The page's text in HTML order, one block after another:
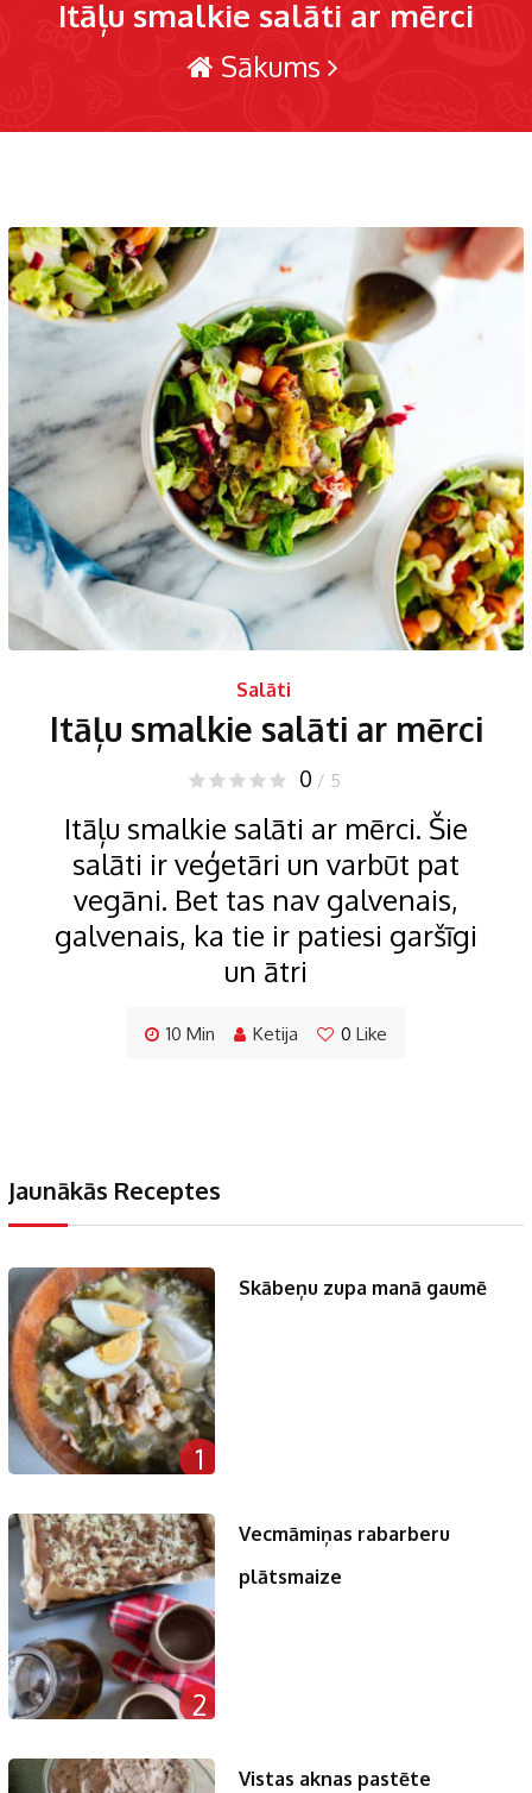
Itāļu smalkie salāti ar mērci
Sākums
Salāti
Itāļu smalkie salāti ar mērci
0 / 5
Itāļu smalkie salāti ar mērci. Šie
salāti ir veģetāri un varbūt pat
vegāni. Bet tas nav galvenais,
galvenais, ka tie ir patiesi garšīgi
un ātri
10 Min Ketija 0 Like
Jaunākās Receptes
1
Skābeņu zupa manā gaumē
2
Vecmāmiņas rabarberu
plātsmaize
Vistas aknas pastēte